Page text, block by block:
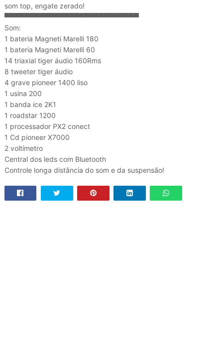
som top, engate zerado!
▀▀▀▀▀▀▀▀▀▀▀▀▀▀▀▀▀▀▀▀▀▀▀▀▀▀▀
Som:
1 bateria Magneti Marelli 180
1 bateria Magneti Marelli 60
14 triaxial tiger áudio 160Rms
8 tweeter tiger áudio
4 grave pioneer 1400 liso
1 usina 200
1 banda ice 2K1
1 roadstar 1200
1 processador PX2 conect
1 Cd pioneer X7000
2 voltímetro
Central dos leds com Bluetooth
Controle longa distância do som e da suspensão!